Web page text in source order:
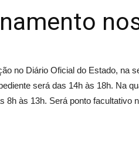
no Diário Oficial do Estado, na
será das 14h às 18h. Na
8h às 13h. Será ponto facultativo